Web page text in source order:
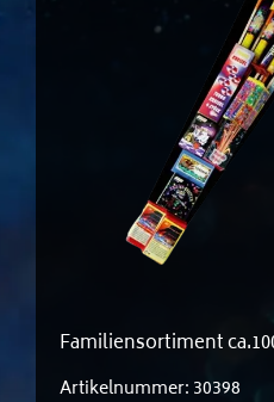
Familiensortiment
Artikelnummer: 30398